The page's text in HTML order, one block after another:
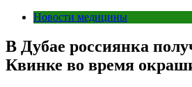
Новости медицины
В Дубае россиянка
Квинке во время